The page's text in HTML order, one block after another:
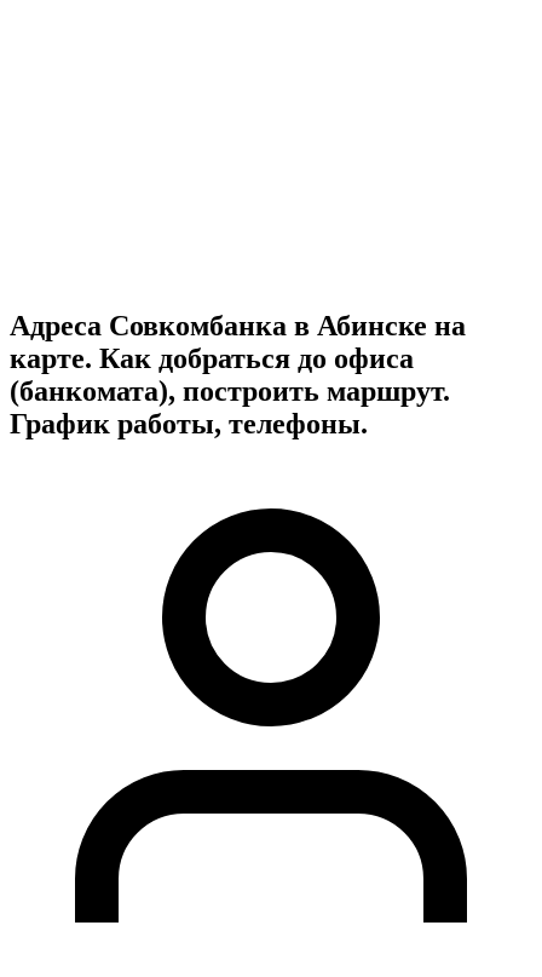
Адреса Совкомбанка в Абинске на
карте. Как добраться до офиса
(банкомата), построить маршрут.
График работы, телефоны.